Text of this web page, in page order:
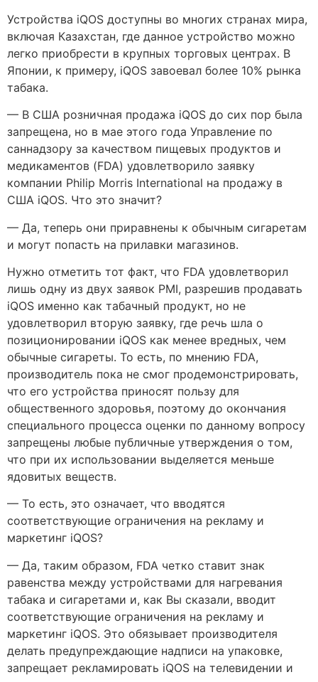
Устройства iQOS доступны во многих странах мира,
включая Казахстан, где данное устройство можно
легко приобрести в крупных торговых центрах. В
Японии, к примеру, iQOS завоевал более 10% рынка
табака.
— В США розничная продажа iQOS до сих пор была
запрещена, но в мае этого года Управление по
саннадзору за качеством пищевых продуктов и
медикаментов (FDA) удовлетворило заявку
компании Philip Morris International на продажу в
США iQOS. Что это значит?
— Да, теперь они приравнены к обычным сигаретам
и могут попасть на прилавки магазинов.
Нужно отметить тот факт, что FDA удовлетворил
лишь одну из двух заявок PMI, разрешив продавать
iQOS именно как табачный продукт, но не
удовлетворил вторую заявку, где речь шла о
позиционировании iQOS как менее вредных, чем
обычные сигареты. То есть, по мнению FDA,
производитель пока не смог продемонстрировать,
что его устройства приносят пользу для
общественного здоровья, поэтому до окончания
специального процесса оценки по данному вопросу
запрещены любые публичные утверждения о том,
что при их использовании выделяется меньше
ядовитых веществ.
— То есть, это означает, что вводятся
соответствующие ограничения на рекламу и
маркетинг iQOS?
— Да, таким образом, FDA четко ставит знак
равенства между устройствами для нагревания
табака и сигаретами и, как Вы сказали, вводит
соответствующие ограничения на рекламу и
маркетинг iQOS. Это обязывает производителя
делать предупреждающие надписи на упаковке,
запрещает рекламировать iQOS на телевидении и